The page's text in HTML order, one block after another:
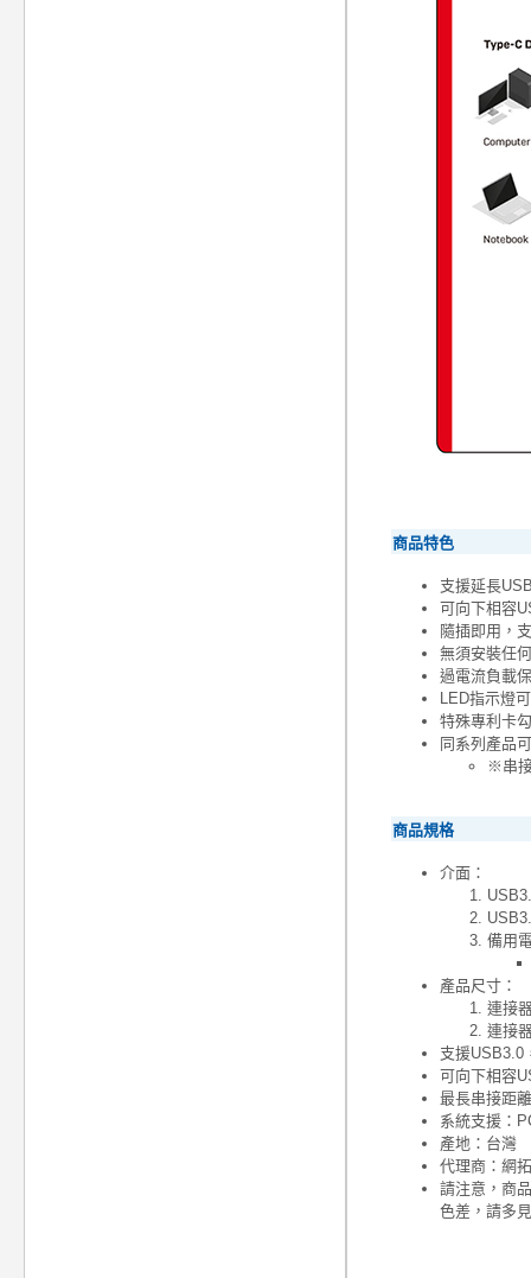
商品特色
支援延長
可向下相容
隨插即用，
無須安裝任
過電流負載
LED指示燈
特殊專利卡
同系列產品
※串
商品規格
介面：
備用
產品尺寸：
連接
連接
支援USB3.0
可向下相容
最長串接距
系統支援：
產地：台灣
代理商：網
請注意，商
色差，請多